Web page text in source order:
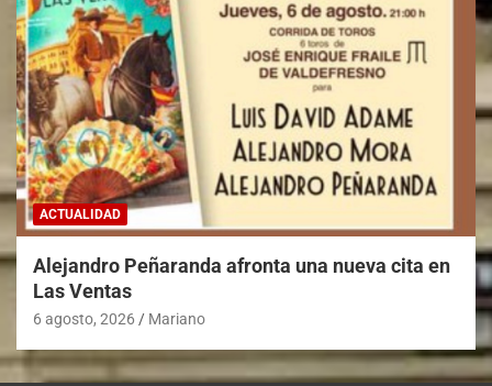
ACTUALIDAD
Alejandro Peñaranda afronta una nueva cita en
Las Ventas
6 agosto, 2026 Mariano